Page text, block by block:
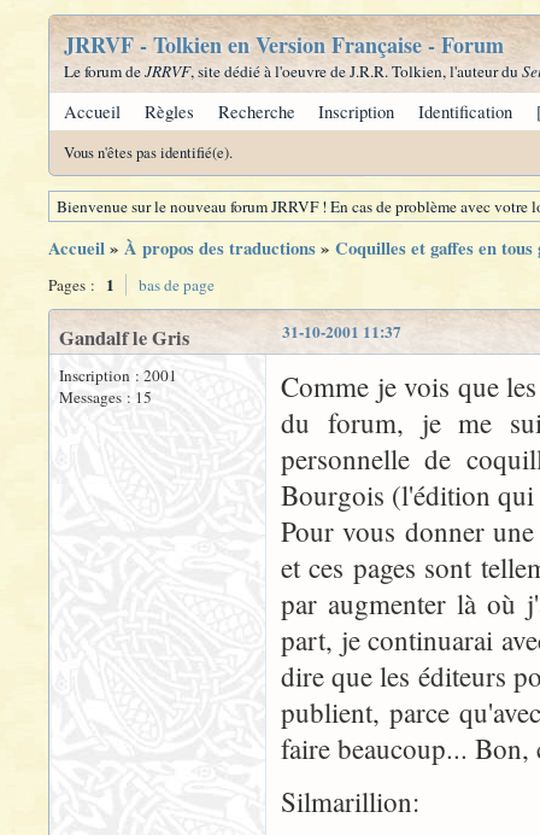
JRRVF - Tolkien en Version Française - Forum
Le forum deJRRVF, site dédié à l'oeuvre de J.R.R. Tolkien, l'auteur du
Accueil Règles Recherche Inscription Identification
Vous n'êtes pas identifié(e).
Bienvenue sur le nouveau forum JRRVF ! En cas de problème avec
Accueil» À propos des traductions» Coquilles et gaffes en tous
Pages : 1 bas de page
31-10-2001 11:37
Gandalf le Gris
Inscription : 2001
Messages : 15
Comme je vois que
du forum, je me
personnelle de
Bourgois (l'édition qui
Pour vous donner
et ces pages sont
par augmenter là où
part, je continuarai
dire que les éditeurs
publient, parce
faire beaucoup... Bon,
Silmarillion: